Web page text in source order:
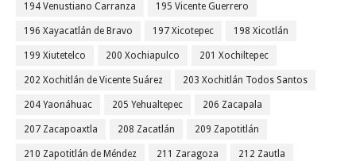
194 Venustiano Carranza 195 Vicente Guerrero
196 Xayacatlán de Bravo 197 Xicotepec 198 Xicotlán
199 Xiutetelco 200 Xochiapulco 201 Xochiltepec
202 Xochitlán de Vicente Suárez 203 Xochitlán Todos Santos
204 Yaonáhuac 205 Yehualtepec 206 Zacapala
207 Zacapoaxtla 208 Zacatlán 209 Zapotitlán
210 Zapotitlán de Méndez 211 Zaragoza 212 Zautla